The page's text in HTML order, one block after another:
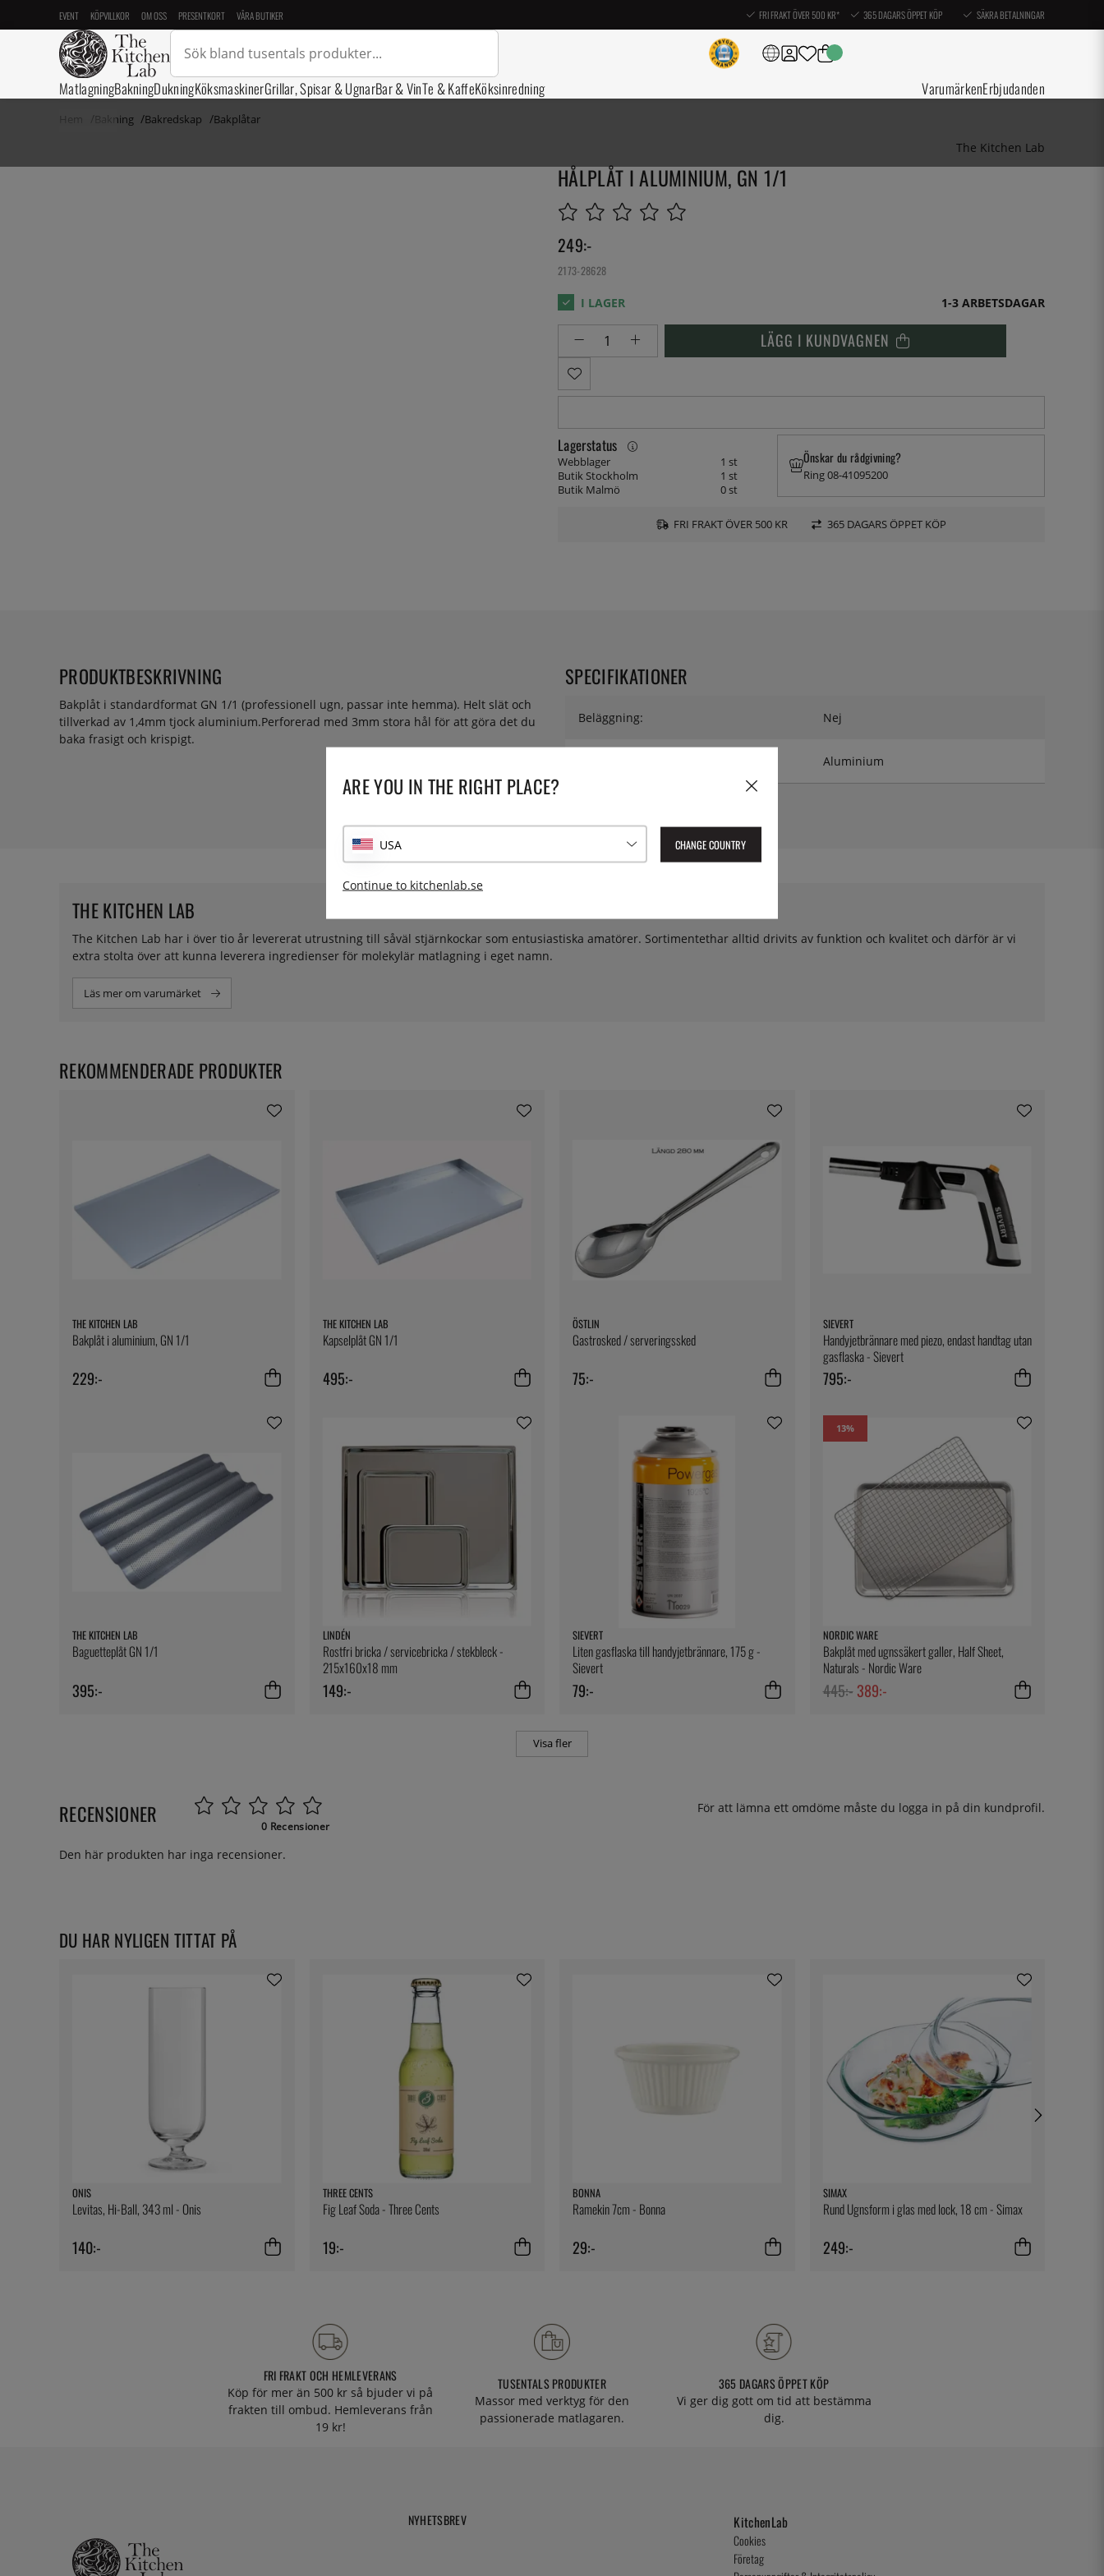
EVENT KÖPVILLKOR OM OSS PRESENTKORT VÅRA BUTIKER FRI FRAKT ÖVER 500 KR* 365 DAGARS ÖPPET KÖP SÄKRA BETALNINGAR
MatlagningBakningDukningKöksmaskinerGrillar, Spisar & UgnarBar & VinTe & KaffeKöksinredning VarumärkenErbjudanden
Bakning Bakredskap Bakplåtar
The Kitchen Lab
HÅLPLÅT I ALUMINIUM, GN 1/1
249:-
2173-28628
1-3 ARBETSDAGAR
LÄGG I KUNDVAGNEN
Lagerstatus
Webblager
1 st
Butik Stockholm
1 st
Butik Malmö
0 st
Önskar du rådgivning?
Ring 08-41095200
FRI FRAKT ÖVER 500 KR 365 DAGARS ÖPPET KÖP
PRODUKTBESKRIVNING
Bakplåt i standardformat GN 1/1 (professionell ugn, passar inte hemma). Helt slät och
tillverkad av 1,4mm tjock aluminium.Perforerad med 3mm stora hål för att göra det du
baka frasigt och krispigt.
SPECIFIKATIONER
Beläggning: Nej
Aluminium
The Kitchen Lab har i över tio år levererat utrustning till såväl stjärnkockar som entusiastiska amatörer. Sortimentethar alltid drivits av funktion och kvalitet och därför är vi
extra stolta över att kunna leverera ingredienser för molekylär matlagning i eget namn.
THE KITCHEN LAB
Läs mer om varumärket
THE KITCHEN LAB
Bakplåt i aluminium, GN 1/1
229:-
THE KITCHEN LAB
Kapselplåt GN 1/1
495:-
ÖSTLIN
Gastrosked / serveringssked
75:-
SIEVERT
Handyjetbrännare med piezo, endast handtag utan
gasflaska - Sievert
795:-
THE KITCHEN LAB
Baguetteplåt GN 1/1
395:-
LINDÉN
Rostfri bricka / servicebricka / stekbleck -
215x160x18 mm
149:-
SIEVERT
Liten gasflaska till handyjetbrännare, 175 g -
Sievert
79:-
13%
NORDIC WARE
Bakplåt med ugnssäkert galler, Half Sheet,
Naturals - Nordic Ware
445:- 389:-
Visa fler
REKOMMENDERADE PRODUKTER
RECENSIONER 0 Recensioner
För att lämna ett omdöme måste du logga in på din kundprofil.
Den här produkten har inga recensioner.
DU HAR NYLIGEN TITTAT PÅ
ONIS
Levitas, Hi-Ball, 343 ml - Onis
140:-
THREE CENTS
Fig Leaf Soda - Three Cents
19:-
BONNA
Ramekin 7cm - Bonna
29:-
SIMAX
Rund Ugnsform i glas med lock, 18 cm - Simax
249:-
FRI FRAKT OCH HEMLEVERANS
Köp för mer än 500 kr så bjuder vi på
frakten till ombud. Hemleverans från
19 kr!
TUSENTALS PRODUKTER
Massor med verktyg för den
passionerade matlagaren.
365 DAGARS ÖPPET KÖP
Vi ger dig gott om tid att bestämma
dig.
NYHETSBREV KitchenLab
Cookies
Företag
ARE YOU IN THE RIGHT PLACE?
USA CHANGE COUNTRY
Continue to kitchenlab.se